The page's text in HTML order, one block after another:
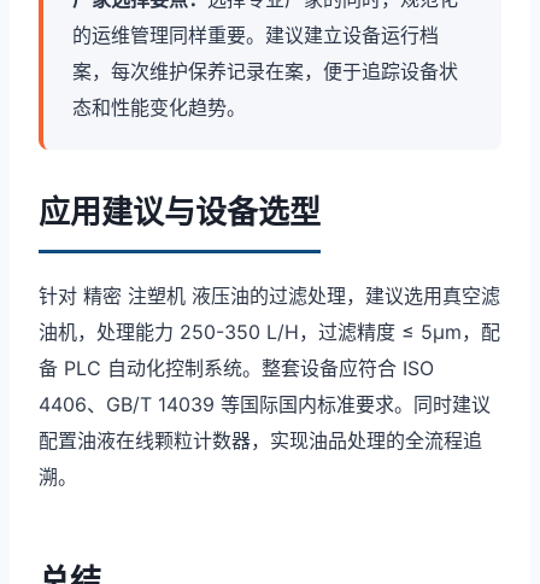
的运维管理同样重要。建议建立设备运行档
案，每次维护保养记录在案，便于追踪设备状
态和性能变化趋势。
应用建议与设备选型
针对 精密 注塑机 液压油的过滤处理，建议选用真空滤
油机，处理能力 250-350 L/H，过滤精度 ≤ 5μm，配
备 PLC 自动化控制系统。整套设备应符合 ISO
4406、GB/T 14039 等国际国内标准要求。同时建议
配置油液在线颗粒计数器，实现油品处理的全流程追
溯。